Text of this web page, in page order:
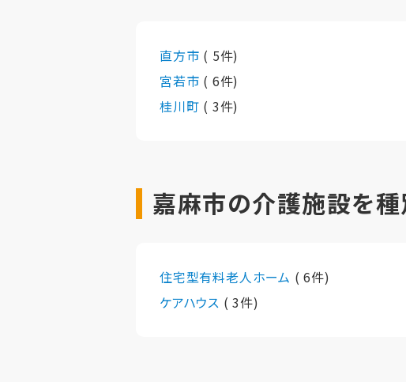
直方市 ( 5件)
宮若市 ( 6件)
桂川町 ( 3件)
嘉麻市の介護施設を種
住宅型有料老人ホーム ( 6件)
ケアハウス ( 3件)